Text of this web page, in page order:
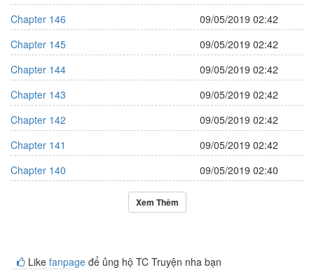
Chapter 146
09/05/2019 02:42
Chapter 145
09/05/2019 02:42
Chapter 144
09/05/2019 02:42
Chapter 143
09/05/2019 02:42
Chapter 142
09/05/2019 02:42
Chapter 141
09/05/2019 02:42
Chapter 140
09/05/2019 02:40
Xem Thêm
Like fanpage để ủng hộ TC Truyện nha bạn